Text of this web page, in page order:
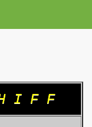
I F F